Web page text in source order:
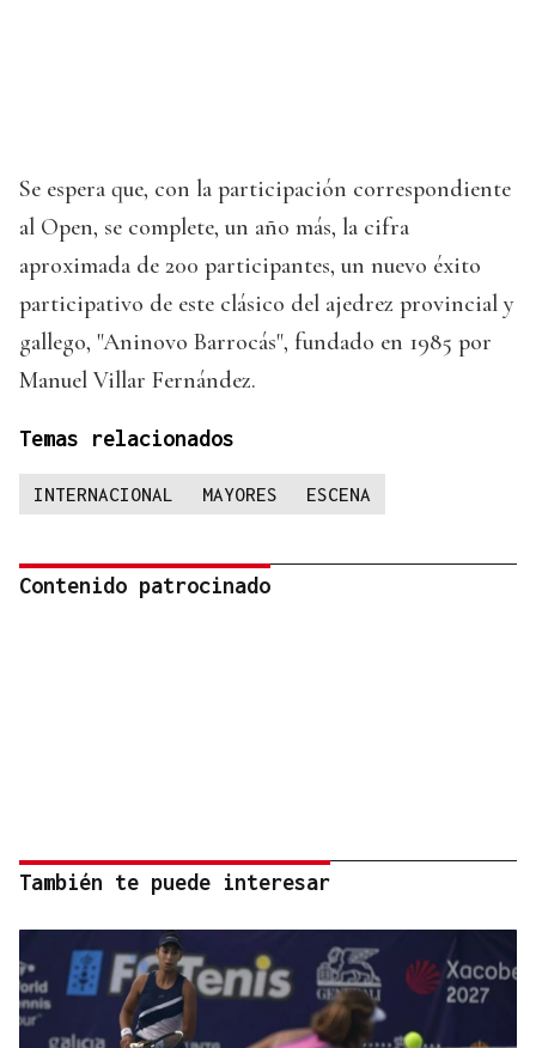
Se espera que, con la participación correspondiente
al Open, se complete, un año más, la cifra
aproximada de 200 participantes, un nuevo éxito
participativo de este clásico del ajedrez provincial y
gallego, "Aninovo Barrocás", fundado en 1985 por
Manuel Villar Fernández.
Temas relacionados
INTERNACIONAL MAYORES ESCENA
Contenido patrocinado
También te puede interesar